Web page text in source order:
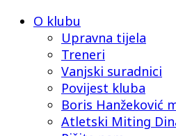
O klubu
Upravna tijela
Treneri
Vanjski suradnici
Povijest kluba
Boris Hanžeković
Atletski Miting